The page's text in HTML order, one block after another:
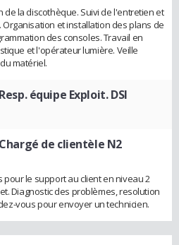
de la discothèque. Suivi de l'entretien et
et installation des plans de
des consoles. Travail en
et l'opérateur lumière. Veille
matériel.
équipe Exploit. DSI
de clientèle N2
le support au client en niveau 2
Diagnostic des problèmes, resolution
vous pour envoyer un technicien.